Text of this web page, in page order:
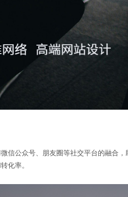
信公众号、朋友圈等社交平台的融合
化率。